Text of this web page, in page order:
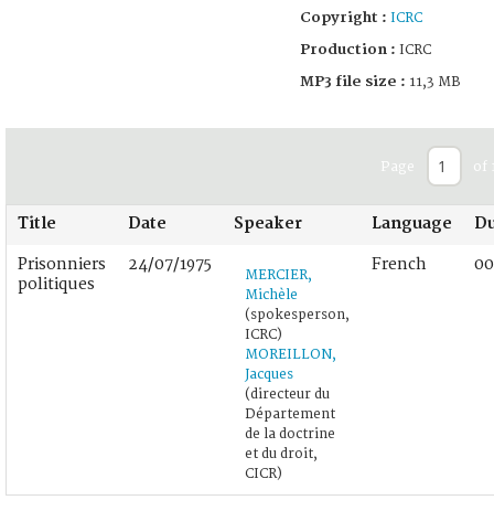
Copyright : ICRC
Production : ICRC
MP3 file size : 11,3 MB
Page of
Title Date Speaker Language
Prisonniers
politiques
24/07/1975
MERCIER,
Michèle
(spokesperson,
ICRC)
MOREILLON,
Jacques
(directeur du
Département
de la doctrine
et du droit,
CICR)
French